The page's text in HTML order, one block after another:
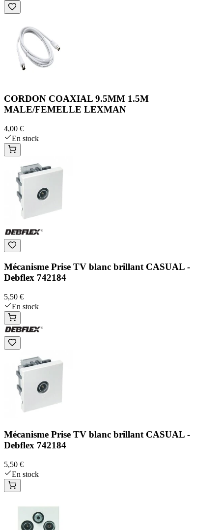
CORDON COAXIAL 9.5MM 1.5M
MALE/FEMELLE LEXMAN
4,00 €
En stock
Mécanisme Prise TV blanc brillant CASUAL -
Debflex 742184
5,50 €
En stock
Mécanisme Prise TV blanc brillant CASUAL -
Debflex 742184
5,50 €
En stock